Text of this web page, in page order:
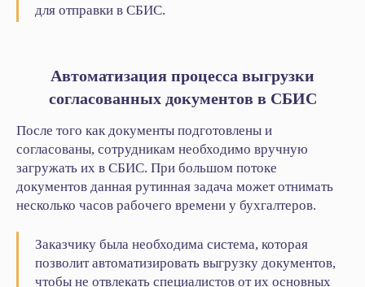
для отправки в СБИС.
Автоматизация процесса выгрузки
согласованных документов в СБИС
После того как документы подготовлены и
согласованы, сотрудникам необходимо вручную
загружать их в СБИС. При большом потоке
документов данная рутинная задача может отнимать
несколько часов рабочего времени у бухгалтеров.
Заказчику была необходима система, которая
позволит автоматизировать выгрузку документов,
чтобы не отвлекать специалистов от их основных